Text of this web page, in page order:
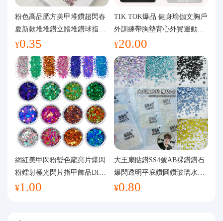
粉色高品肥方美甲堆鑽超閃春
夏新款堆堆鑽立體堆鑽球指甲
裝飾品
¥0.35
TIK TOK爆品 健身瑜伽文胸戶
外訓練帶胸墊背心外貿運動瑜
伽服女
¥20.00
網紅美甲閃粉變色龍亮片爆閃
粉鐳射極光閃片指甲飾品DIY
手工流麻
¥1.00
大王扇貼鑽SS4號AB裸鑽鑽石
爆閃透明平底鑽圓鑽玻璃水鑽
美甲鑽飾
¥0.80